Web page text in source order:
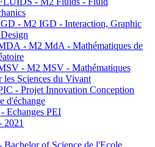
- M2 IGD - Interaction, Graphic
- M2 MdA - Mathématiques de
- M2 MSV - Mathématiques
les Sciences du Vivant
- Projet Innovation Conception
d'échange
Echanges PEI
2021
Bachelor of Science de l'Ecole